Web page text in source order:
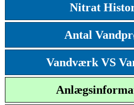
Nitrat
Antal
Vandværk VS